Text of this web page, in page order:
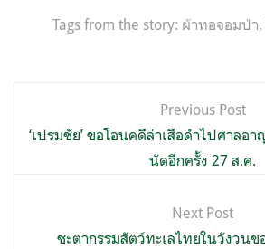
Tags from the story: ผ้าทอจอมป่า,
เรื่อง
Previous Post
‘เปรมชัย’ ขอโอนคดีล่าเสือดำไปศาลอ
นัดอีกครั้ง 27 ส.ค.
Next Post
ชะตากรรมสัตว์ทะเลไทยในวังวนข